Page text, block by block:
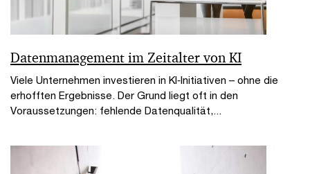
Datenmanagement im Zeitalter von KI
Viele Unternehmen investieren in KI‑Initiativen – ohne die
erhofften Ergebnisse. Der Grund liegt oft in den
Voraussetzungen: fehlende Datenqualität,...